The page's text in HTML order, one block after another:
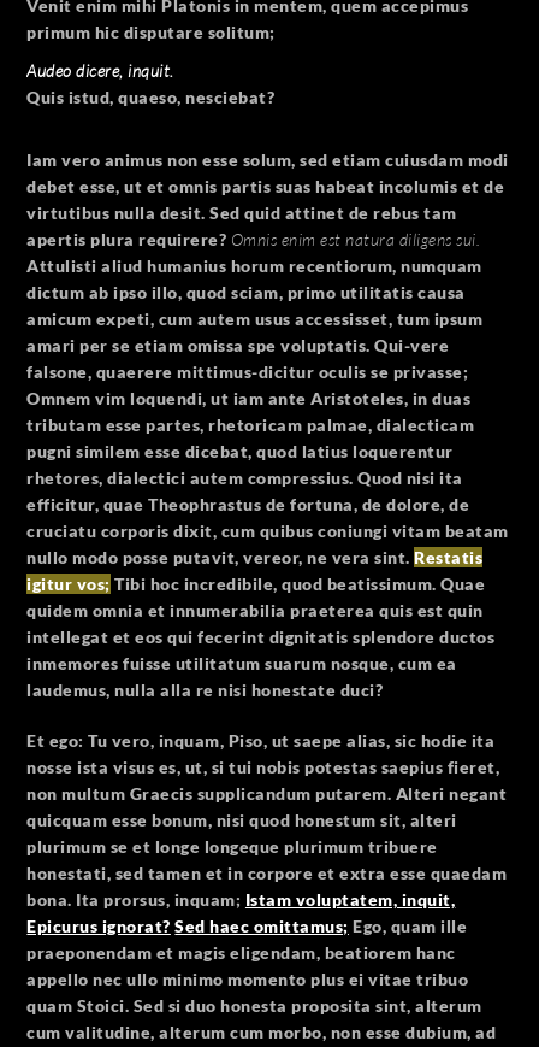
Venit enim mihi Platonis in mentem, quem accepimus
primum hic disputare solitum;
Audeo dicere, inquit.
Quis istud, quaeso, nesciebat?
Iam vero animus non esse solum, sed etiam cuiusdam modi
debet esse, ut et omnis partis suas habeat incolumis et de
virtutibus nulla desit. Sed quid attinet de rebus tam
apertis plura requirere? Omnis enim est natura diligens sui.
Attulisti aliud humanius horum recentiorum, numquam
dictum ab ipso illo, quod sciam, primo utilitatis causa
amicum expeti, cum autem usus accessisset, tum ipsum
amari per se etiam omissa spe voluptatis. Qui-vere
falsone, quaerere mittimus-dicitur oculis se privasse;
Omnem vim loquendi, ut iam ante Aristoteles, in duas
tributam esse partes, rhetoricam palmae, dialecticam
pugni similem esse dicebat, quod latius loquerentur
rhetores, dialectici autem compressius. Quod nisi ita
efficitur, quae Theophrastus de fortuna, de dolore, de
cruciatu corporis dixit, cum quibus coniungi vitam beatam
nullo modo posse putavit, vereor, ne vera sint.Restatis
igitur vos; Tibi hoc incredibile, quod beatissimum. Quae
quidem omnia et innumerabilia praeterea quis est quin
intellegat et eos qui fecerint dignitatis splendore ductos
inmemores fuisse utilitatum suarum nosque, cum ea
laudemus, nulla alla re nisi honestate duci?
Et ego: Tu vero, inquam, Piso, ut saepe alias, sic hodie ita
nosse ista visus es, ut, si tui nobis potestas saepius fieret,
non multum Graecis supplicandum putarem. Alteri negant
quicquam esse bonum, nisi quod honestum sit, alteri
plurimum se et longe longeque plurimum tribuere
honestati, sed tamen et in corpore et extra esse quaedam
bona. Ita prorsus, inquam; Istam voluptatem, inquit,
Epicurus ignorat? Sed haec omittamus; Ego, quam ille
praeponendam et magis eligendam, beatiorem hanc
appello nec ullo minimo momento plus ei vitae tribuo
quam Stoici. Sed si duo honesta proposita sint, alterum
cum valitudine, alterum cum morbo, non esse dubium, ad